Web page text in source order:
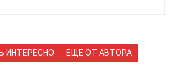
ИНТЕРЕСНО ЕЩЕ ОТ АВТОРА